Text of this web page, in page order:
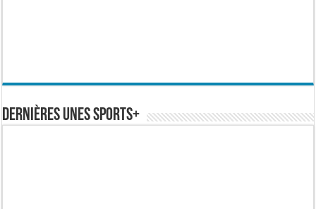
Dernières Unes Sports+